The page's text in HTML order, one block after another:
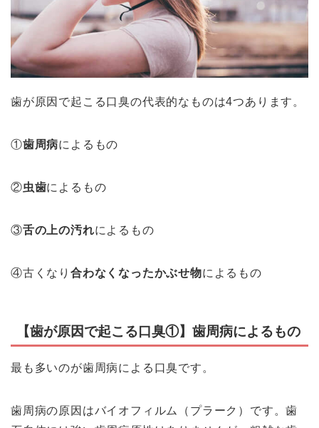
歯が原因で起こる口臭の代表的なものは4つあります。
①歯周病によるもの
②虫歯によるもの
③舌の上の汚れによるもの
④古くなり 合わなくなったかぶせ物によるもの
【歯が原因で起こる口臭①】歯周病によるもの
最も多いのが歯周病による口臭です。
歯周病の原因はバイオフィルム（プラーク）です。歯